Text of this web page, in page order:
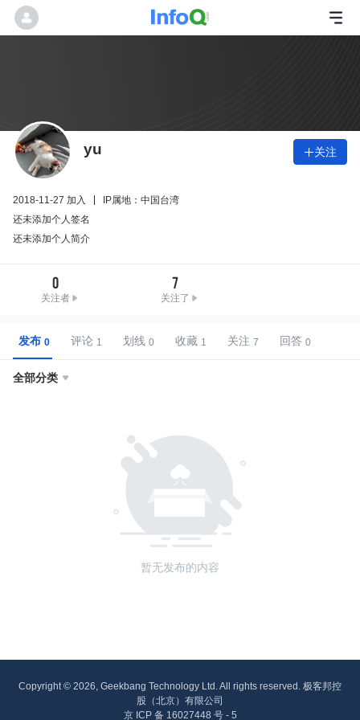
yu 关注
2018-11-27 加入
IP属地：中国台湾
还未添加个人签名
还未添加个人简介
0
关注者
7
关注了
发布 评论 划线 收藏 关注 回答
全部分类 
暂无发布的内容
Copyright © 2026, Geekbang Technology Ltd. All rights reserved. 极客邦控
股（北京）有限公司
京 ICP 备 16027448 号 - 5